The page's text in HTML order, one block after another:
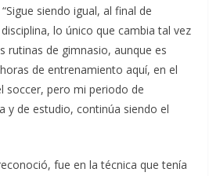
siendo igual, al final de
lo único que cambia tal vez
rutinas de gimnasio, aunque es
de entrenamiento aquí, en el
soccer, pero mi periodo de
y de estudio, continúa siendo el
fue en la técnica que tenía